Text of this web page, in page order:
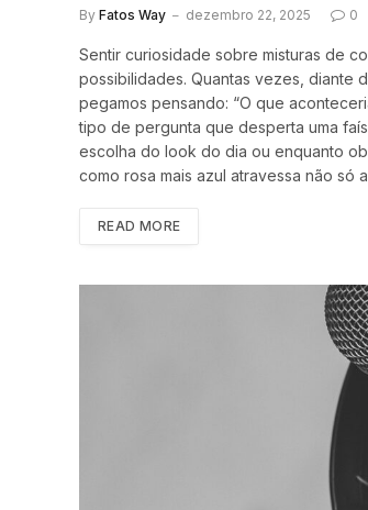
By Fatos Way dezembro 22, 2025 0
Sentir curiosidade sobre misturas de
possibilidades. Quantas vezes, diante
pegamos pensando: “O que
tipo de pergunta que desperta uma
escolha do look do dia ou enquanto
como rosa mais azul atravessa não só
READ MORE